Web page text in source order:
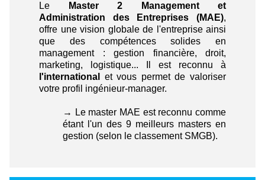
Le
Master 2 Management et
Administration des Entreprises (MAE),
offre une vision globale de l'entreprise ainsi
que des compétences solides en
management : gestion financière, droit,
marketing, logistique... Il est reconnu à
l'international et vous permet de valoriser
votre profil ingénieur-manager.
→ Le master MAE est reconnu comme
étant l'un des 9 meilleurs masters en
gestion (selon le classement SMGB).